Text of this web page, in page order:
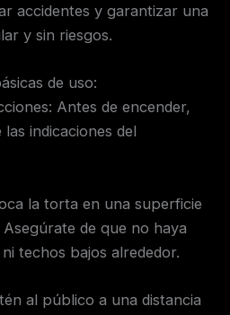
accidentes y garantizar una
y sin riesgos.
de uso:
Antes de encender,
indicaciones del
la torta en una superficie
de que no haya
techos bajos alrededor.
al público a una distancia